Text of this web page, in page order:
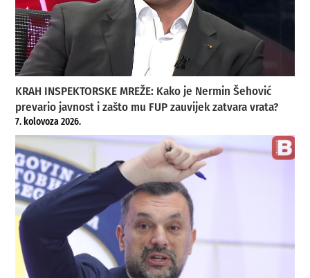
KRAH INSPEKTORSKE MREŽE: Kako je Nermin Šehović
prevario javnost i zašto mu FUP zauvijek zatvara vrata?
7. kolovoza 2026.